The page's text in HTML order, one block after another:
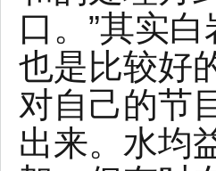
口。”其实
也是比较好
对自己的节
出来。水均